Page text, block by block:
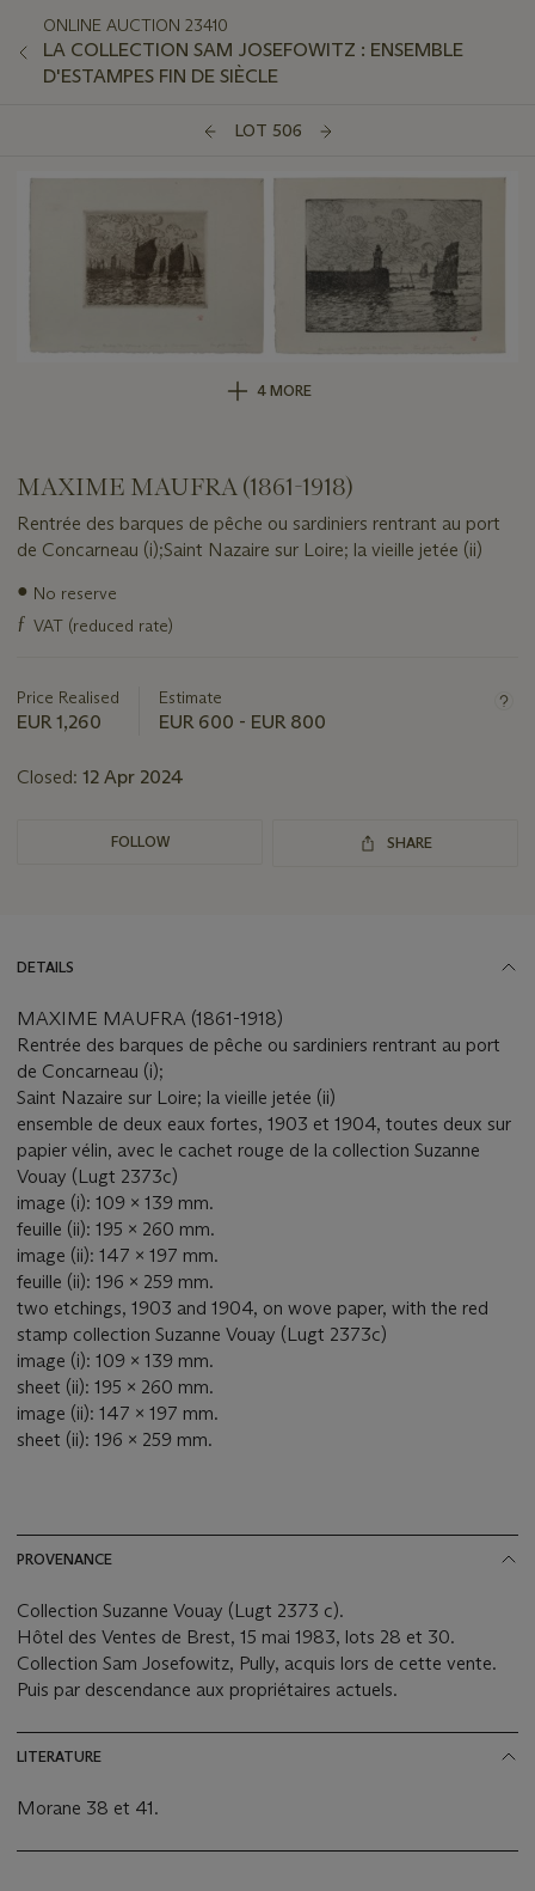
ONLINE AUCTION 23410
LA COLLECTION SAM JOSEFOWITZ : ENSEMBLE
D'ESTAMPES FIN DE SIÈCLE
LOT 506
4 MORE
MAXIME MAUFRA (1861-1918)
Rentrée des barques de pêche ou sardiniers rentrant au port
de Concarneau (i);Saint Nazaire sur Loire; la vieille jetée (ii)
Important
about
● No reserve
ƒ VAT (reduced rate)
Price Realised
EUR 1,260
Estimate
EUR 600 - EUR 800
Closed: 12 Apr 2024
FOLLOW SHARE
DETAILS
MAXIME MAUFRA (1861-1918)
Rentrée des barques de pêche ou sardiniers rentrant au port
de Concarneau (i);
Saint Nazaire sur Loire; la vieille jetée (ii)
ensemble de deux eaux fortes, 1903 et 1904, toutes deux sur
papier vélin, avec le cachet rouge de la collection Suzanne
Vouay (Lugt 2373c)
image (i): 109 x 139 mm.
feuille (ii): 195 x 260 mm.
image (ii): 147 x 197 mm.
feuille (ii): 196 x 259 mm.
two etchings, 1903 and 1904, on wove paper, with the red
stamp collection Suzanne Vouay (Lugt 2373c)
image (i): 109 x 139 mm.
sheet (ii): 195 x 260 mm.
image (ii): 147 x 197 mm.
sheet (ii): 196 x 259 mm.
PROVENANCE
Collection Suzanne Vouay (Lugt 2373 c).
Hôtel des Ventes de Brest, 15 mai 1983, lots 28 et 30.
Collection Sam Josefowitz, Pully, acquis lors de cette vente.
Puis par descendance aux propriétaires actuels.
LITERATURE
Morane 38 et 41.